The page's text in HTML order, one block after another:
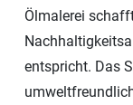
Ölmalerei
entspricht. Das